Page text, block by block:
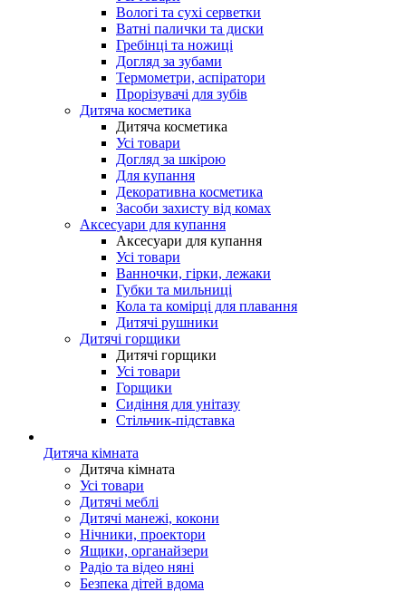
Вологі та сухі серветки
Ватні палички та диски
Гребінці та ножиці
Догляд за зубами
Термометри, аспіратори
Прорізувачі для зубів
Дитяча косметика
Дитяча косметика
Усі товари
Догляд за шкірою
Для купання
Декоративна косметика
Засоби захисту від комах
Аксесуари для купання
Аксесуари для купання
Усі товари
Ванночки, гірки, лежаки
Губки та мильниці
Кола та комірці для плавання
Дитячі рушники
Дитячі горщики
Дитячі горщики
Усі товари
Горщики
Сидіння для унітазу
Стільчик-підставка
Дитяча кімната
Дитяча кімната
Усі товари
Дитячі меблі
Дитячі манежі, кокони
Нічники, проектори
Ящики, органайзери
Радіо та відео няні
Безпека дітей вдома